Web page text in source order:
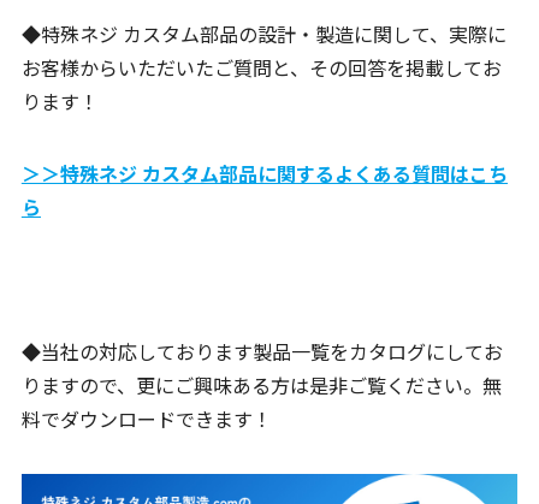
◆特殊ネジ カスタム部品の設計・製造に関して、実際に
お客様からいただいたご質問と、その回答を掲載してお
ります！
＞＞特殊ネジ カスタム部品に関するよくある質問はこち
ら
◆当社の対応しております製品一覧をカタログにしてお
りますので、更にご興味ある方は是非ご覧ください。無
料でダウンロードできます！